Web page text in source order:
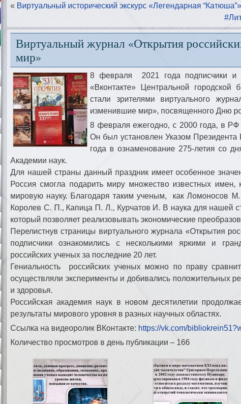
« Виртуальный исторический экскурс «Легендарная “Катюша”»
Виртуальный журнал «Открытия
мир»
8 февраля 2021 года подписчики и
«Вконтакте» Центральной
стали зрителями виртуального
изменившие мир», посвященного Дню
8 февраля ежегодно, с 2000 года, в РФ
Он был установлен Указом
года в ознаменование 275-летия со
Академии наук.
Для нашей страны данный праздник имеет особенное
Россия смогла подарить миру множество известных
мировую науку. Благодаря таким ученым, как Ломоносов
Королев С. П., Капица П. Л., Курчатов И. В наука для нашей
который позволяет реализовывать экономические
Перелистнув страницы виртуального журнала «Открытия
подписчики ознакомились с несколькими яркими и
российских ученых за последние 20 лет.
Гениальность российских ученых можно по праву
осуществляли эксперименты и добивались положительных
и здоровья.
Российская академия наук в новом десятилетии
результаты мирового уровня в разных научных областях.
Ссылка на видеоролик ВКонтакте: https://vk.com/
Количество просмотров в день публикации – 166